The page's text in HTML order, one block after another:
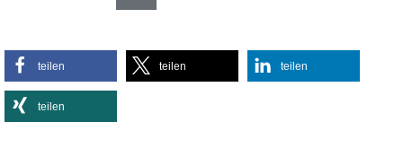
Sportlich, aber stylisch:
So kombinieren Sie
teilen teilen teilen
teilen